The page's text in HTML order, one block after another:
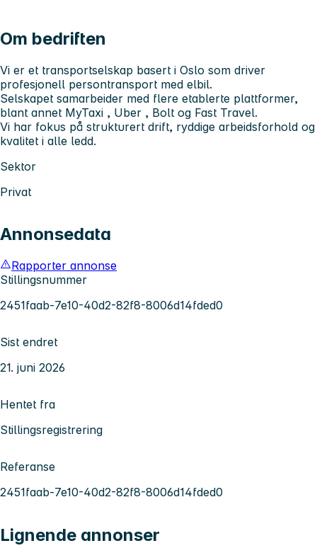
Om bedriften
Vi er et transportselskap basert i Oslo som driver
profesjonell persontransport med elbil.
Selskapet samarbeider med flere etablerte plattformer,
blant annet MyTaxi , Uber , Bolt og Fast Travel.
Vi har fokus på strukturert drift, ryddige arbeidsforhold og
kvalitet i alle ledd.
Sektor
Privat
Annonsedata
Rapporter annonse
Stillingsnummer
2451faab-7e10-40d2-82f8-8006d14fded0
Sist endret
21. juni 2026
Hentet fra
Stillingsregistrering
Referanse
2451faab-7e10-40d2-82f8-8006d14fded0
Lignende annonser